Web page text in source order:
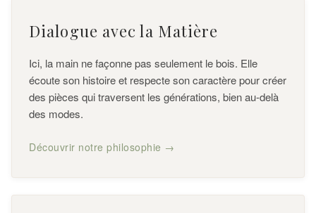
Dialogue avec la Matière
Ici, la main ne façonne pas seulement le bois. Elle
écoute son histoire et respecte son caractère pour créer
des pièces qui traversent les générations, bien au-delà
des modes.
Découvrir notre philosophie →